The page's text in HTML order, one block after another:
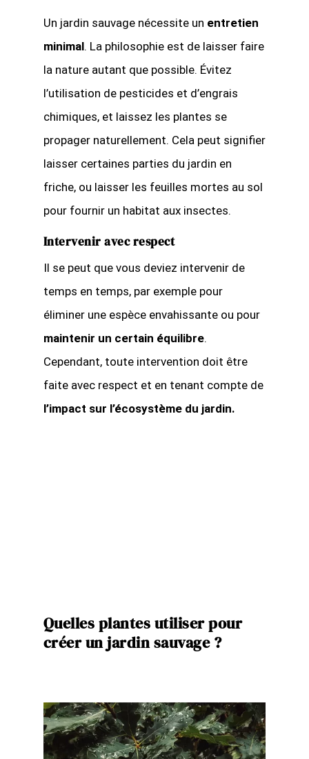
Un jardin sauvage nécessite un entretien
minimal. La philosophie est de laisser faire
la nature autant que possible. Évitez
l’utilisation de pesticides et d’engrais
chimiques, et laissez les plantes se
propager naturellement. Cela peut signifier
laisser certaines parties du jardin en
friche, ou laisser les feuilles mortes au sol
pour fournir un habitat aux insectes.
Intervenir avec respect
Il se peut que vous deviez intervenir de
temps en temps, par exemple pour
éliminer une espèce envahissante ou pour
maintenir un certain équilibre.
Cependant, toute intervention doit être
faite avec respect et en tenant compte de
l’impact sur l’écosystème du jardin.
Quelles plantes utiliser pour
créer un jardin sauvage ?